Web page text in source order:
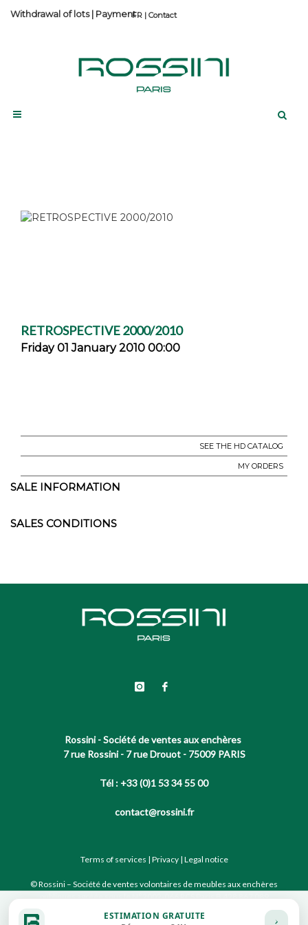
Contact
Withdrawal of lots| Payment
RETROSPECTIVE 2000/2010
Friday 01 January 2010 00:00
SEE THE HD CATALOG
MY ORDERS
SALE INFORMATION
SALES CONDITIONS
Rossini - Société de ventes aux enchères
7 rue Rossini - 7 rue Drouot - 75009 PARIS
Tél : +33 (0)1 53 34 55 00
contact@rossini.fr
Terms of services | Privacy| Legal notice
© Rossini – Société de ventes volontaires de meubles aux enchères
ESTIMATION GRATUITE